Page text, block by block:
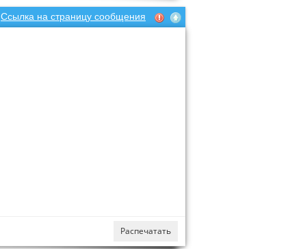
Ссылка на страницу сообщения
Распечатать